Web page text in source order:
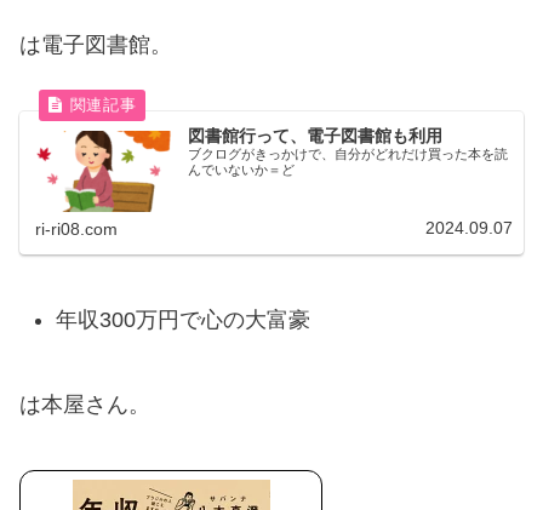
は電子図書館。
図書館行って、電子図書館も利用
ブクログがきっかけで、自分がどれだけ買った本を読
んでいないか＝ど
ri-ri08.com 2024.09.07
年収300万円で心の大富豪
は本屋さん。